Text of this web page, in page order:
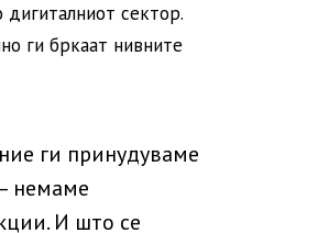
сектор.
ги бркаат нивните
ги принудуваме
немаме
И што се